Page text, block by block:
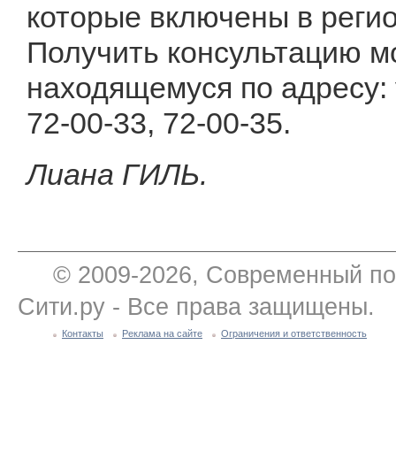
которые включены в
Получить консультацию
находящемуся по
72-00-33, 72-00-35.
Лиана ГИЛЬ.
© 2009-2026, Современный
Сити.ру - Все права защищены.
Контакты Реклама на сайте Ограничения и ответственность